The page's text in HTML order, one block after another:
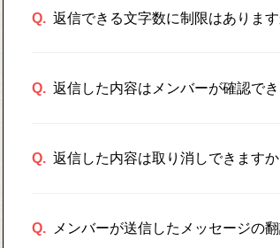
Q. 返信できる文字数に制限はあります
Q. 返信した内容はメンバーが確認でき
Q. 返信した内容は取り消しできますか
Q. メンバーが送信したメッセージの